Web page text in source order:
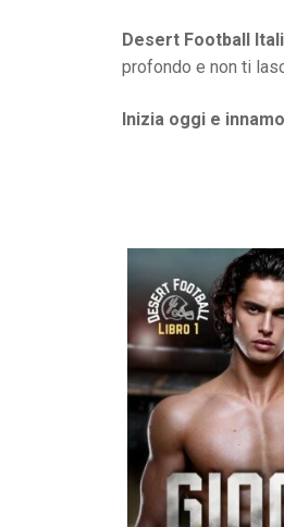
Desert Football
profondo e non ti
Inizia oggi e